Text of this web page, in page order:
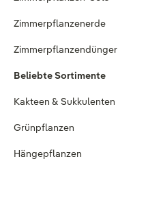
Zimmerpflanzenerde
Zimmerpflanzendünger
Beliebte Sortimente
Kakteen & Sukkulenten
Grünpflanzen
Hängepflanzen